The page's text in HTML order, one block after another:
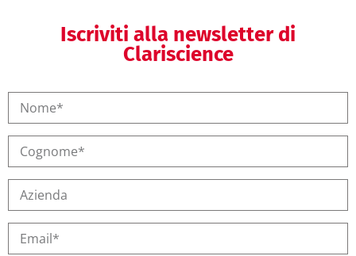
Iscriviti alla newsletter di
Clariscience